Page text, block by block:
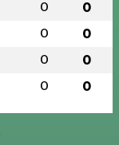
0 0
0 0
0 0
0 0